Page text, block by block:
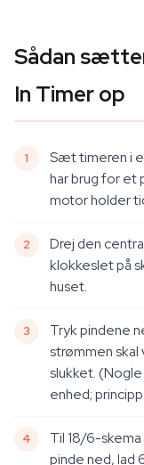
Sådan
In Timer op
Sæt timeren i
har brug for et
motor holder
Drej den
klokkeslet på
huset.
Tryk pindene
strømmen
slukket.
enhed;
Til 18/6-
pinde ned, lad